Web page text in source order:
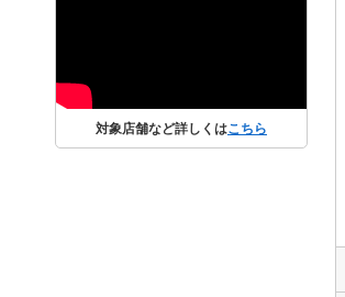
対象店舗など詳しくはこちら